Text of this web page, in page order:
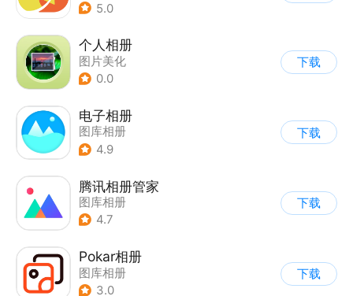
5.0
个人相册
图片美化
0.0
下载
电子相册
图库相册
4.9
下载
腾讯相册管家
图库相册
4.7
下载
Pokar相册
图库相册
3.0
下载